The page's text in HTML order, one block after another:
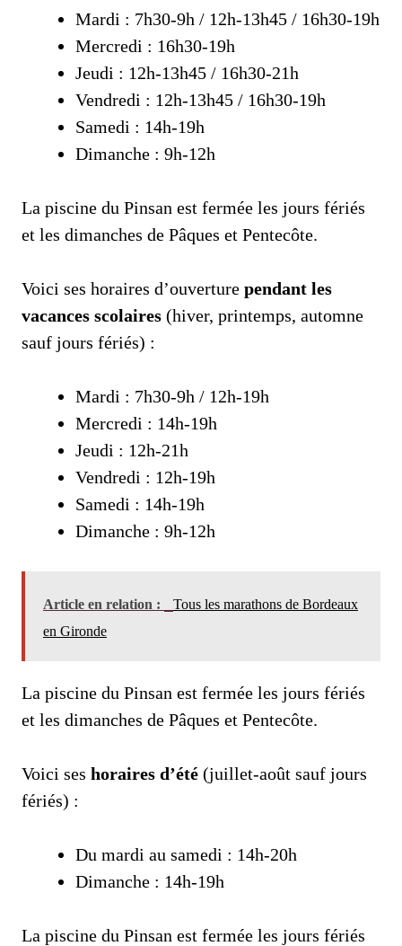
Mardi : 7h30-9h / 12h-13h45 / 16h30-19h
Mercredi : 16h30-19h
Jeudi : 12h-13h45 / 16h30-21h
Vendredi : 12h-13h45 / 16h30-19h
Samedi : 14h-19h
Dimanche : 9h-12h
La piscine du Pinsan est fermée les jours fériés
et les dimanches de Pâques et Pentecôte.
Voici ses horaires d’ouverture pendant les
vacances scolaires (hiver, printemps, automne
sauf jours fériés) :
Mardi : 7h30-9h / 12h-19h
Mercredi : 14h-19h
Jeudi : 12h-21h
Vendredi : 12h-19h
Samedi : 14h-19h
Dimanche : 9h-12h
Article en relation :
Tous les marathons de Bordeaux
en Gironde
La piscine du Pinsan est fermée les jours fériés
et les dimanches de Pâques et Pentecôte.
Voici ses horaires d’été (juillet-août sauf jours
fériés) :
Du mardi au samedi : 14h-20h
Dimanche : 14h-19h
La piscine du Pinsan est fermée les jours fériés